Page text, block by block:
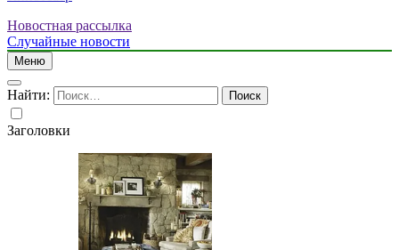
Новостная рассылка
Случайные новости
Меню
Найти:
Заголовки